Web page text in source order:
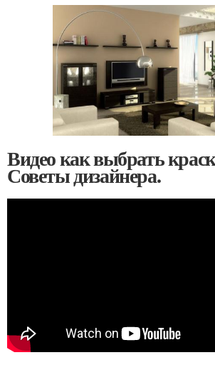
Видео как выбрать
Советы дизайнера.